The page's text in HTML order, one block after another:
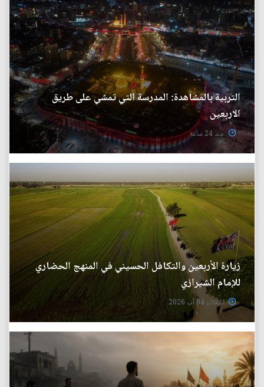
التربية بالمشاهدة: المدرسة التي تمشي على طريق
الاربعين
منذ 24 ساعة
زيارة الأربعين والتكافل الحسيني في المنهج الحضاري
للإمام الشيرازي
الثلاثاء 04 آب 2026